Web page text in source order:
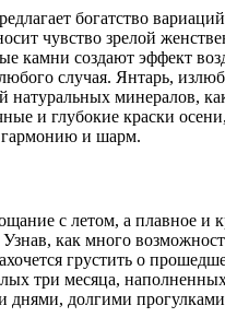
богатство
чувство зрелой
камни создают эффект
случая. Янтарь,
натуральных минералов,
и глубокие краски
и шарм.
с летом, а плавное и
как много
грустить о
три месяца,
днями, долгими